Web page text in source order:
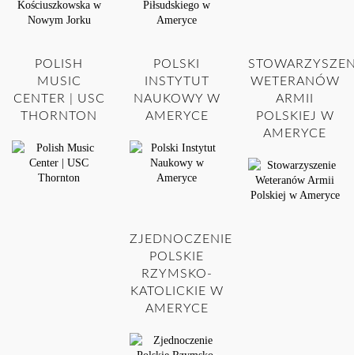
POLISH
MUSIC
CENTER | USC
THORNTON
POLSKI
INSTYTUT
NAUKOWY W
AMERYCE
WETERANÓW
ARMII
POLSKIEJ W
AMERYCE
ZJEDNOCZENIE
POLSKIE
RZYMSKO-
KATOLICKIE W
AMERYCE